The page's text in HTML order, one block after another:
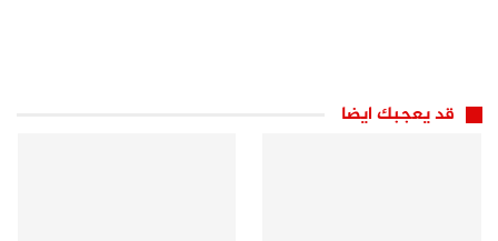
قد يعجبك ايضا